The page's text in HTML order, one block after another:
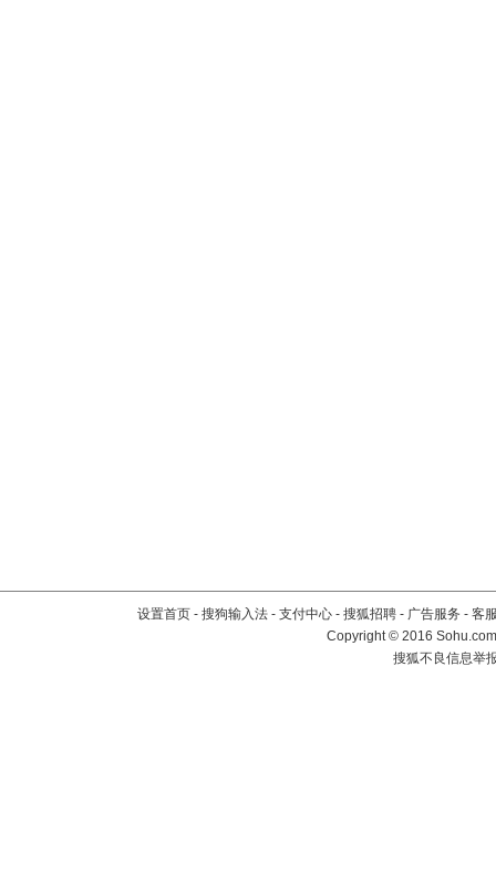
设置首页 - 搜狗输入法 - 支付中心 - 搜狐招聘 - 广告服务 - 客
Copyright©2016
搜狐不良信息举